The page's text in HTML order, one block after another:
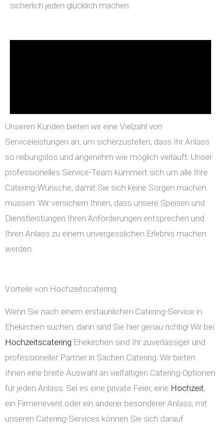
sicherlich jeden glücklich machen.
Unseren Kunden bieten wir eine Vielzahl von
Serviceleistungen an, um sicherzustellen, dass Ihr Anlass
so reibungslos und angenehm wie möglich verläuft. Unser
professionelles Service-Team kümmert sich um alle Ihre
Catering-Wünsche, damit Sie sich keine Sorgen machen
müssen. Wir versichern Ihnen, dass unsere Speisen und
Dienstleistungen Ihren Anforderungen entsprechen und
Ihren Anlass zu einem unvergesslichen Erlebnis machen
werden.
Vorteile von Hochzeitscatering
Wenn Sie nach einem erstaunlichen Catering-Service in
Ehekirchen suchen, dann sind Sie hier genau richtig! Wir bei
Hochzeitscatering Ehekirchen sind Ihr zuverlässiger und
professioneller Partner in Sachen Catering. Wir bieten
Ihnen eine breite Auswahl an vielfältigen Catering-Optionen
für jeden Anlass. Sei es eine private Feier, eine Hochzeit,
ein Firmenevent oder ein anderer besonderer Anlass, mit
unseren Catering-Services können Sie sich darauf